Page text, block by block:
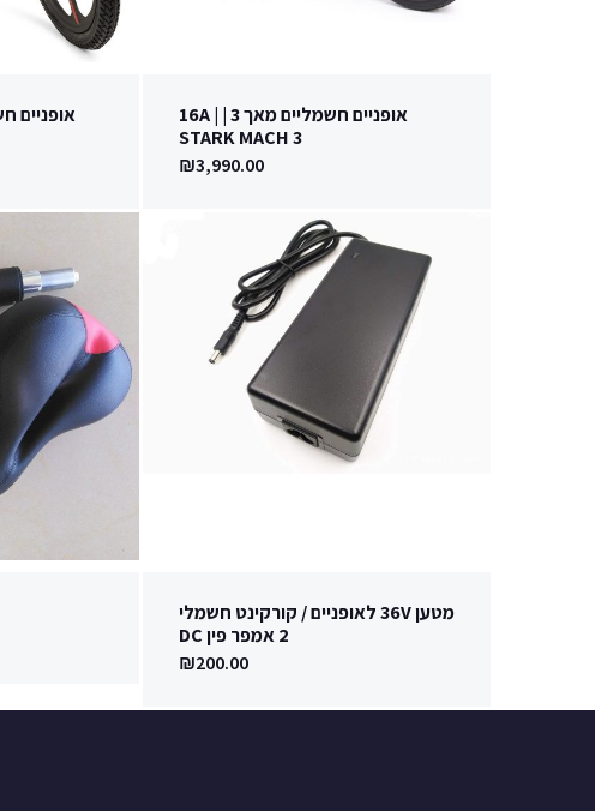
אופניים חשמליים מאך 3 | | 16A
STARK MACH 3
₪3,990.00
מטען 36V לאופניים / קורקינט חשמלי
2 אמפר פין DC
₪200.00